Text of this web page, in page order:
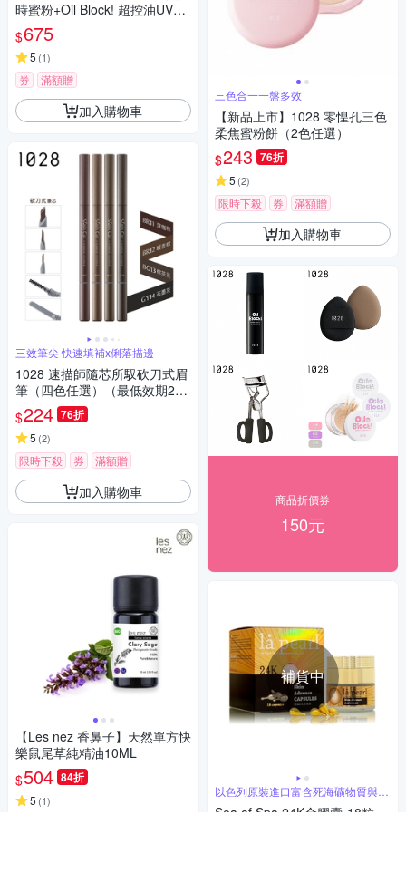
時蜜粉+Oil Block! 超控油UV校
色飾底乳EX SPF50+★
$675
5 (1)
券 滿額贈
加入購物車
三效筆尖 快速填補x俐落描邊
1028 速描師隨芯所馭砍刀式眉
筆（四色任選）（最低效期202
7-05）
$224 76折
5 (2)
限時下殺 券 滿額贈
加入購物車
【Les nez 香鼻子】天然單方快
樂鼠尾草純精油10ML
$504 84折
5 (1)
三色合一一盤多效
【新品上市】1028 零惶孔三色
柔焦蜜粉餅（2色任選）
$243 76折
5 (2)
限時下殺 券 滿額贈
加入購物車
商品折價券
150元
補貨中
以色列原裝進口富含死海礦物質與微
量元素
Sea of Spa 24K金膠囊-18粒